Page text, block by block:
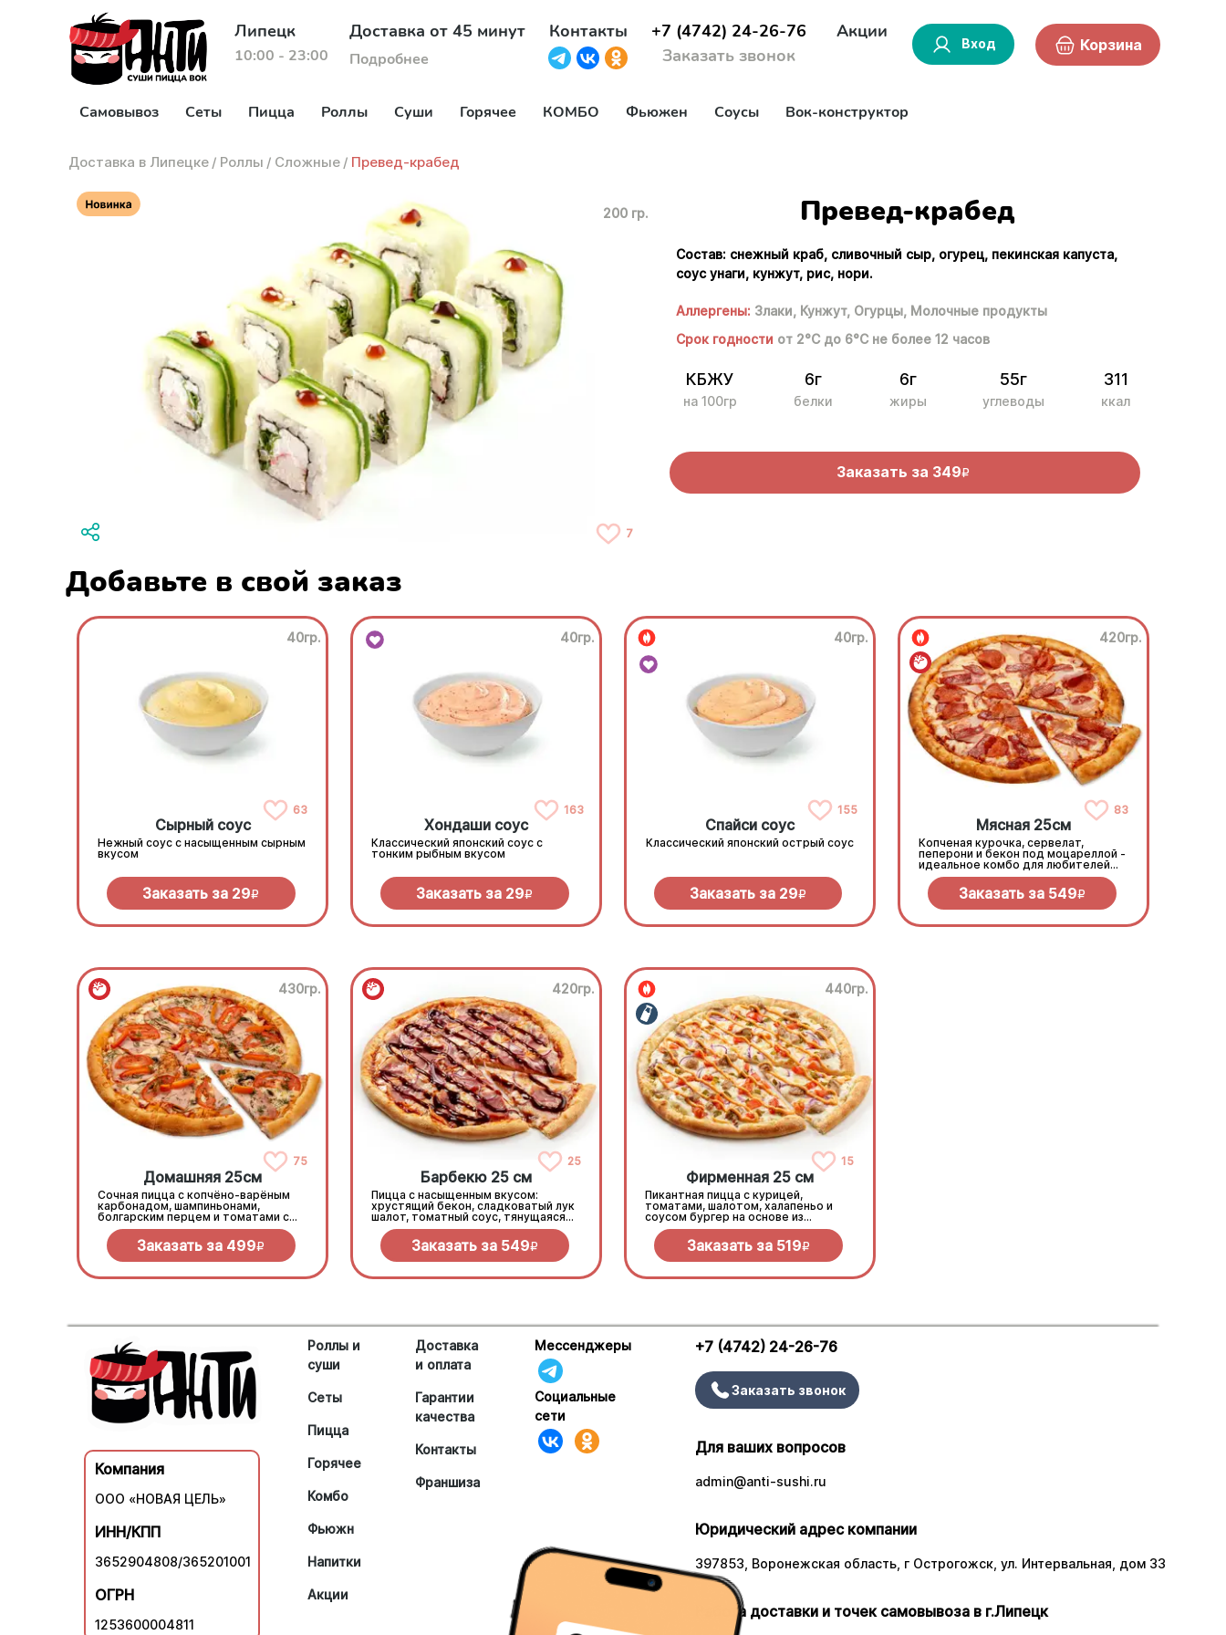
Липецк
10:00 - 23:00
Доставка от 45 минут
Подробнее
Контакты
+7 (4742) 24-26-76
Заказать звонок
Акции
Вход Корзина
Самовывоз Сеты Пицца Роллы Суши Горячее КОМБО Фьюжен Соусы Вок-конструктор
Доставка в Липецке / Роллы / Сложные / Превед-крабед
200 гр.
7
Превед-крабед
Состав: снежный краб, сливочный сыр, огурец, пекинская капуста,
соус унаги, кунжут, рис, нори.
Аллергены: Злаки, Кунжут, Огурцы, Молочные продукты
Срок годности от 2°С до 6°С не более 12 часов
КБЖУ
на 100гр
6г
белки
6г
жиры
55г
углеводы
311
ккал
Заказать за 349R
Добавьте в свой заказ
40гр.
63
Сырный соус
Нежный соус с насыщенным сырным
вкусом
Заказать за 29R
40гр.
163
Хондаши соус
Классический японский соус с
тонким рыбным вкусом
Заказать за 29R
40гр.
155
Спайси соус
Классический японский острый соус
Заказать за 29R
420гр.
83
Мясная 25см
Копченая курочка, сервелат,
пеперони и бекон под моцареллой -
идеальное комбо для любителей
всего мясного!
Заказать за 549R
430гр.
75
Домашняя 25см
Сочная пицца с копчёно-варёным
карбонадом, шампиньонами,
болгарским перцем и томатами с
зеленью под моцареллой
Заказать за 499R
420гр.
25
Барбекю 25 см
Пицца с насыщенным вкусом:
хрустящий бекон, сладковатый лук
шалот, томатный соус, тянущаяся
моцарелла и дымный прянный соус
барбекю.Заказать за 549R
440гр.
15
Фирменная 25 см
Пикантная пицца с курицей,
томатами, шалотом, халапеньо и
соусом бургер на основе из
сливочного соуса и моцареллы.
Заказать за 519R
Компания
ООО «НОВАЯ ЦЕЛЬ»
ИНН/КПП
3652904808/365201001
ОГРН
1253600004811
Роллы и
суши
Сеты
Пицца
Горячее
Комбо
Фьюжн
Напитки
Акции
Доставка
и оплата
Гарантии
качества
Контакты
Франшиза
Мессенджеры
Социальные
сети
+7 (4742) 24-26-76
Заказать звонок
Для ваших вопросов
admin@anti-sushi.ru
Юридический адрес компании
397853, Воронежская область, г Острогожск, ул. Интервальная, дом 33
Работа доставки и точек самовывоза в г.Липецк